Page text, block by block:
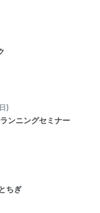
)
ンニングセミナー
ちぎ